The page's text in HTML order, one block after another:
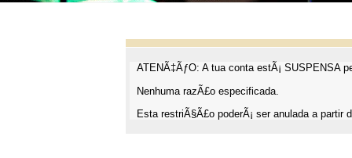
ATENÃ‡ÃƒO: A tua conta estÃ¡ SUSPENSA
Nenhuma razÃ£o especificada.
Esta restriÃ§Ã£o poderÃ¡ ser anulada a partir